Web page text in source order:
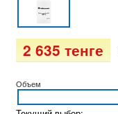
2 635 тенге
Объем